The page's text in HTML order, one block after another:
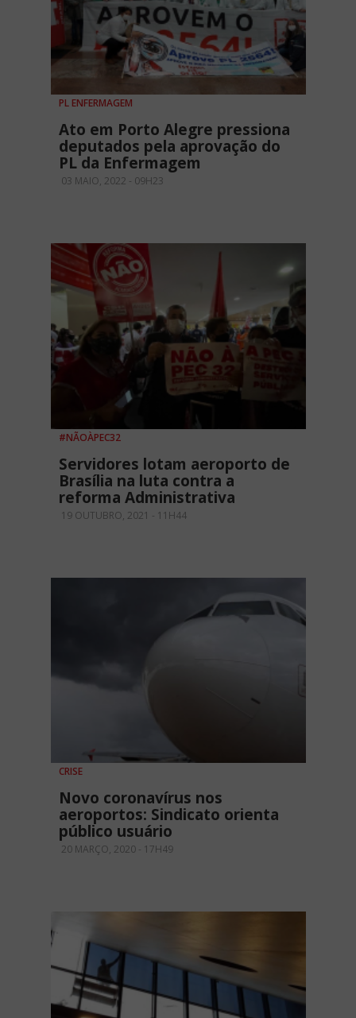
PL ENFERMAGEM
Ato em Porto Alegre pressiona
deputados pela aprovação do
PL da Enfermagem
03 MAIO, 2022 - 09H23
#NÃOÀPEC32
Servidores lotam aeroporto de
Brasília na luta contra a
reforma Administrativa
19 OUTUBRO, 2021 - 11H44
CRISE
Novo coronavírus nos
aeroportos: Sindicato orienta
público usuário
20 MARÇO, 2020 - 17H49